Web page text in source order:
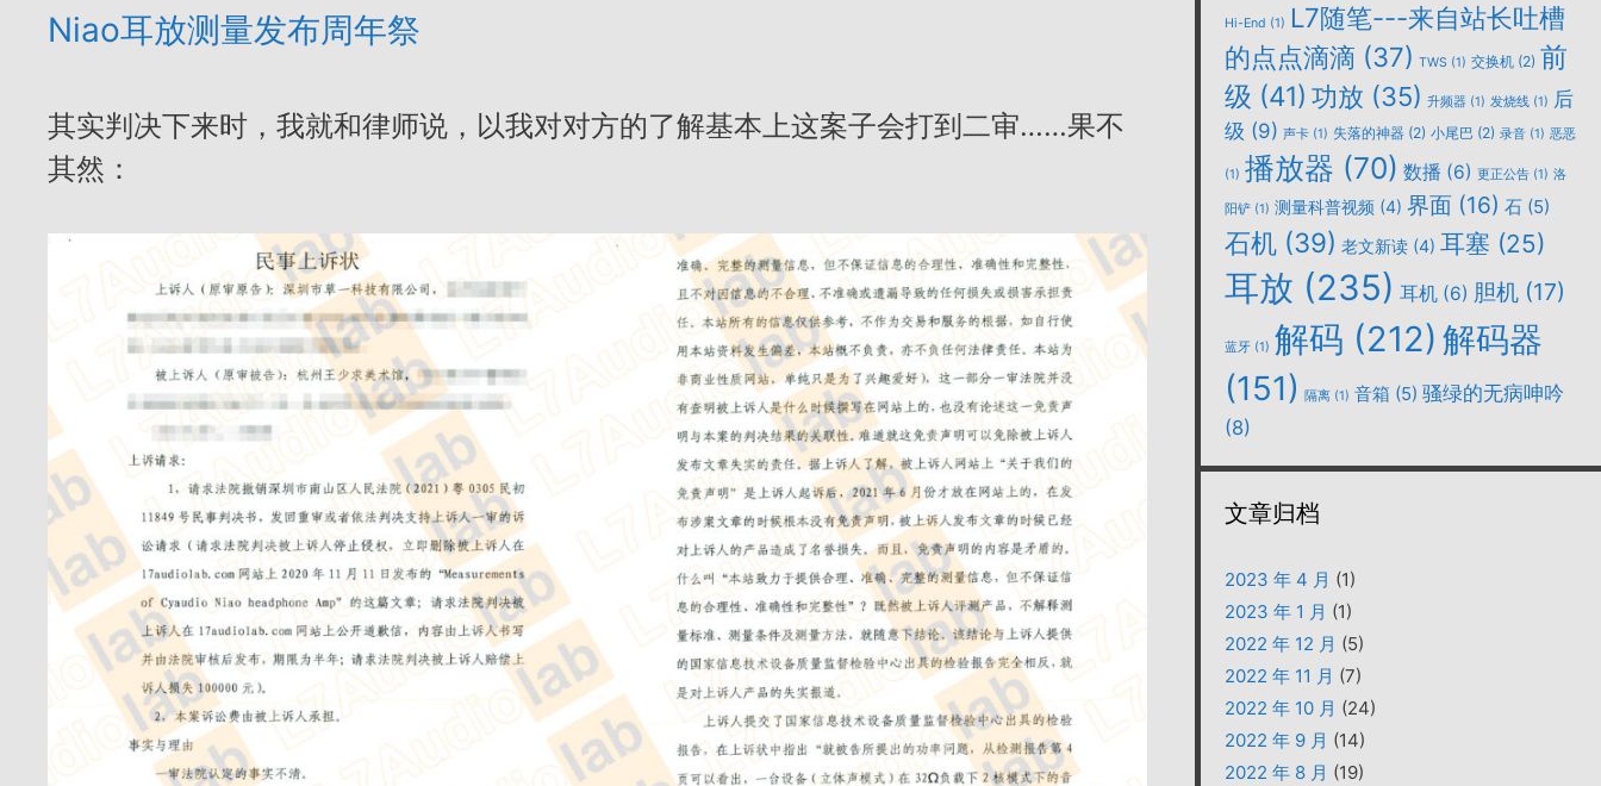
Niao耳放测量发布周年祭
其实判决下来时，我就和律师说，以我对对方的了解基本上这案子会打到二审……果不
其然：
Hi-End (1) L7随笔---来自站长吐槽
的点点滴滴 (37) TWS (1) 交换机 (2) 前
级 (41) 功放 (35) 升频器 (1) 发烧线 (1) 后
级 (9) 声卡 (1) 失落的神器 (2) 小尾巴 (2) 录音 (1) 恶恶
(1) 播放器 (70) 数播 (6) 更正公告 (1) 洛
阳铲 (1) 测量科普视频 (4) 界面 (16) 石 (5)
石机 (39) 老文新读 (4) 耳塞 (25)
耳放 (235) 耳机 (6) 胆机 (17)
蓝牙 (1) 解码 (212) 解码器
(151) 隔离 (1) 音箱 (5) 骚绿的无病呻吟
(8)
文章归档
2023 年 4 月 (1)
2023 年 1 月 (1)
2022 年 12 月 (5)
2022 年 11 月 (7)
2022 年 10 月 (24)
2022 年 9 月 (14)
2022 年 8 月 (19)